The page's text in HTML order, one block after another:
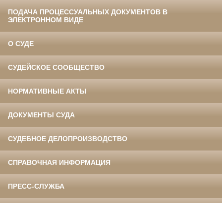
ПОДАЧА ПРОЦЕССУАЛЬНЫХ ДОКУМЕНТОВ В
ЭЛЕКТРОННОМ ВИДЕ
О СУДЕ
СУДЕЙСКОЕ СООБЩЕСТВО
НОРМАТИВНЫЕ АКТЫ
ДОКУМЕНТЫ СУДА
СУДЕБНОЕ ДЕЛОПРОИЗВОДСТВО
СПРАВОЧНАЯ ИНФОРМАЦИЯ
ПРЕСС-СЛУЖБА